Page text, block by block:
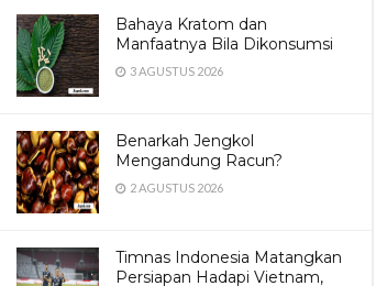
Bahaya Kratom dan
Manfaatnya Bila Dikonsumsi
3 AGUSTUS 2026
Benarkah Jengkol
Mengandung Racun?
2 AGUSTUS 2026
Timnas Indonesia Matangkan
Persiapan Hadapi Vietnam,